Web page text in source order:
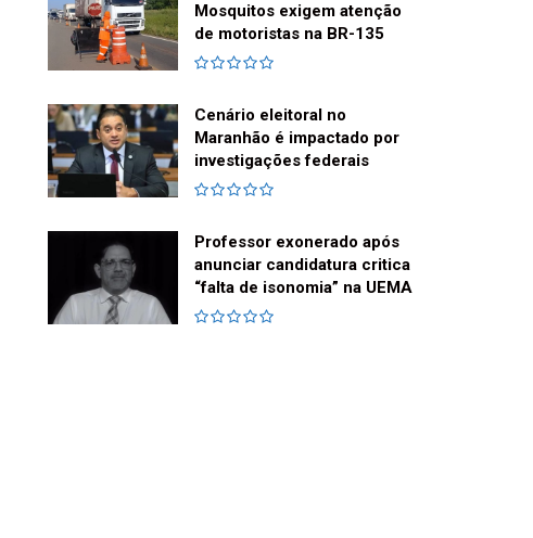
Mosquitos exigem atenção
de motoristas na BR-135
Cenário eleitoral no
Maranhão é impactado por
investigações federais
Professor exonerado após
anunciar candidatura critica
“falta de isonomia” na UEMA